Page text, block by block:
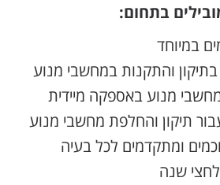
בתחום:
במיוחד
בתיקון והתקנות במחשבי מנוע
מנוע באספקה מיידית
תיקון והחלפת מחשבי מנוע
ומתקדמים לכל בעיה
שנה